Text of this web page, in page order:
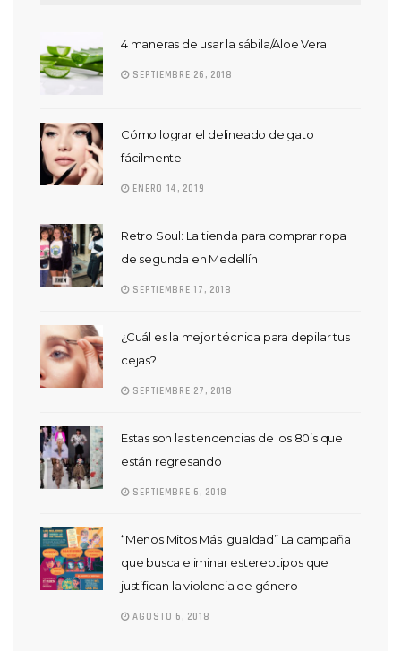
4 maneras de usar la sábila/Aloe Vera
SEPTIEMBRE 26, 2018
Cómo lograr el delineado de gato
fácilmente
ENERO 14, 2019
Retro Soul: La tienda para comprar ropa
de segunda en Medellín
SEPTIEMBRE 17, 2018
¿Cuál es la mejor técnica para depilar tus
cejas?
SEPTIEMBRE 27, 2018
Estas son las tendencias de los 80’s que
están regresando
SEPTIEMBRE 6, 2018
“Menos Mitos Más Igualdad” La campaña
que busca eliminar estereotipos que
justifican la violencia de género
AGOSTO 6, 2018